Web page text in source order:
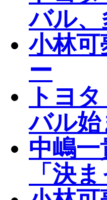
バル
小林可
ー
トヨ
バル始
中嶋
「決